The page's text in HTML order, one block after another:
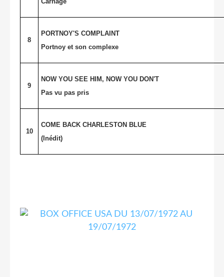
8
PORTNOY'S COMPLAINT
Portnoy et son complexe
9
NOW YOU SEE HIM, NOW YOU DON'T
Pas vu pas pris
10
COME BACK CHARLESTON BLUE
(Inédit)